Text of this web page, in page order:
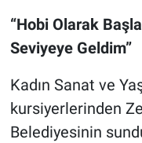
“Hobi Olarak
Seviyeye Geldim”
Kadın Sanat ve
kursiyerlerinden
Belediyesinin